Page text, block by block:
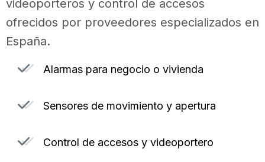
videoporteros y control de accesos
ofrecidos por proveedores especializados en
España.
Alarmas para negocio o vivienda
Sensores de movimiento y apertura
Control de accesos y videoportero